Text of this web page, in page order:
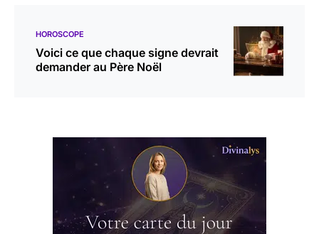
HOROSCOPE
Voici ce que chaque signe devrait
demander au Père Noël